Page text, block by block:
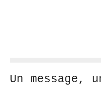
Un message,